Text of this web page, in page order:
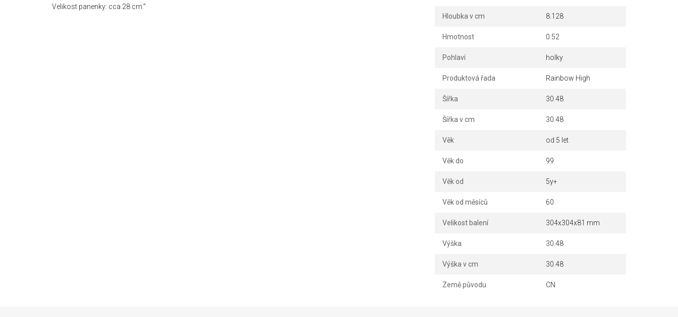
Velikost panenky: cca 28 cm."
Hloubka v cm 8.128
Hmotnost 0.52
Pohlaví holky
Produktová řada Rainbow High
Šířka 30.48
Šířka v cm 30.48
Věk od 5 let
Věk do 99
Věk od 5y+
Věk od měsíců 60
Velikost balení 304x304x81 mm
Výška 30.48
Výška v cm 30.48
Země původu CN